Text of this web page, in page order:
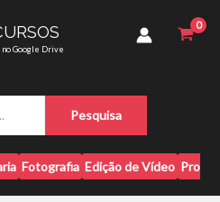
no Google Drive
s
q
u
i
Pesquisa
Fotografia Edição de Vídeo